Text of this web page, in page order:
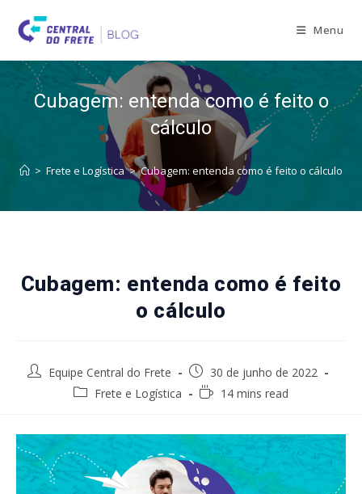
content
Menu
Cubagem: entenda como é feito o
cálculo
> Frete e Logística > Cubagem: entenda como é feito o cálculo
Cubagem: entenda como é feito
o cálculo
PostEquipe Central do Frete
Post
published:
30 de junho de 2022
PostFrete e Logística
Reading14 mins read